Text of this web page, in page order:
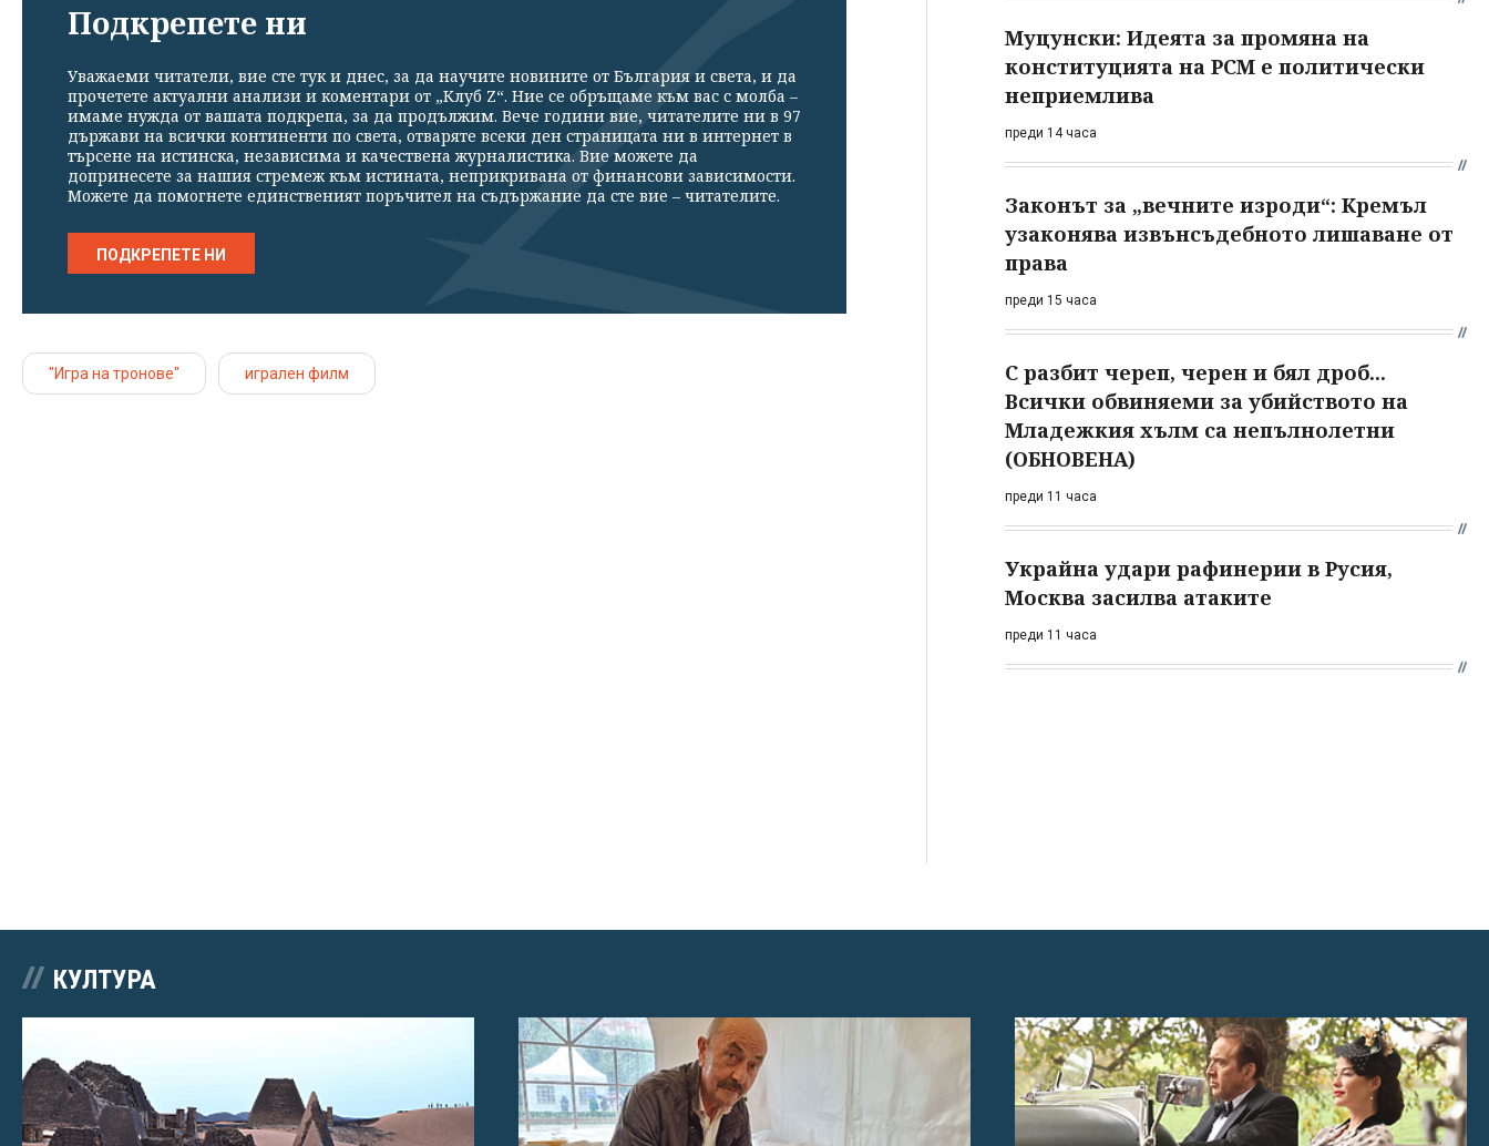
Подкрепете ни
Уважаеми читатели, вие сте тук и днес, за да научите новините от България и света, и да
прочетете актуални анализи и коментари от „Клуб Z“. Ние се обръщаме към вас с молба –
имаме нужда от вашата подкрепа, за да продължим. Вече години вие, читателите ни в 97
държави на всички континенти по света, отваряте всеки ден страницата ни в интернет в
търсене на истинска, независима и качествена журналистика. Вие можете да
допринесете за нашия стремеж към истината, неприкривана от финансови зависимости.
Можете да помогнете единственият поръчител на съдържание да сте вие – читателите.
ПОДКРЕПЕТЕ НИ
"Игра на тронове" игрален филм
Муцунски: Идеята за промяна на
конституцията на РСМ е политически
неприемлива
преди 14 часа
Законът за „вечните изроди“: Кремъл
узаконява извънсъдебното лишаване от
права
преди 15 часа
С разбит череп, черен и бял дроб...
Всички обвиняеми за убийството на
Младежкия хълм са непълнолетни
(ОБНОВЕНА)
преди 11 часа
Украйна удари рафинерии в Русия,
Москва засилва атаките
преди 11 часа
КУЛТУРА